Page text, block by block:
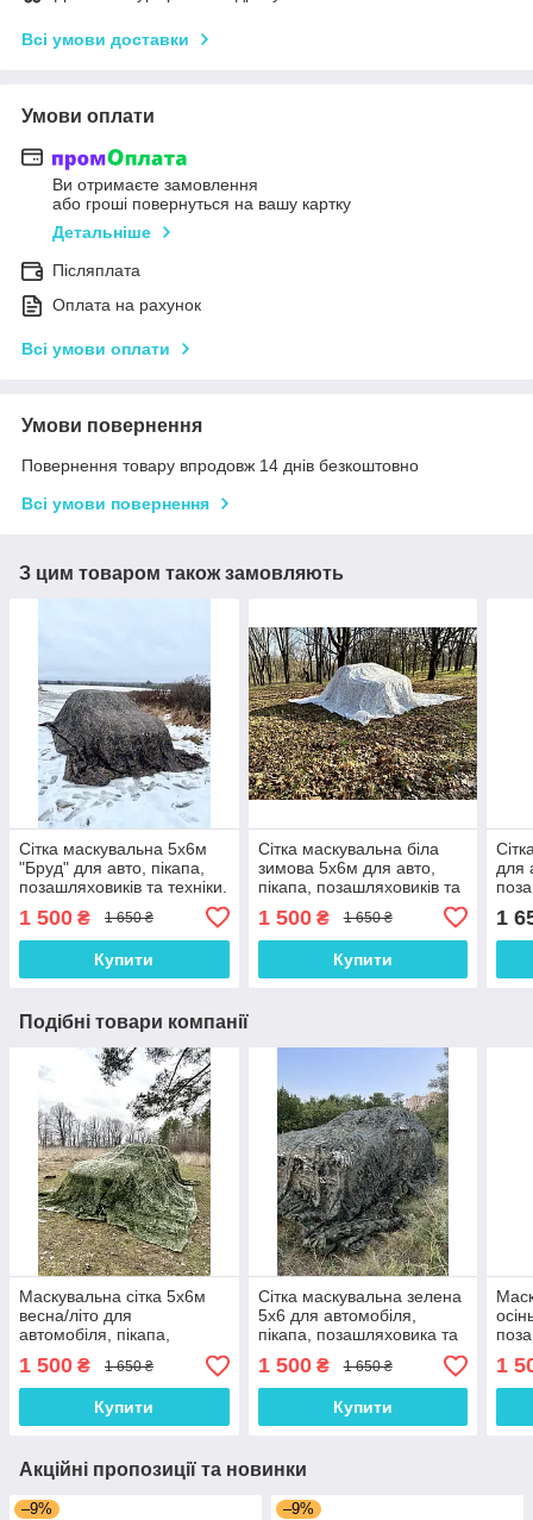
Всі умови доставки
Умови оплати
Ви отримаєте замовлення
або гроші повернуться на вашу картку
Детальніше
Післяплата
Оплата на рахунок
Всі умови оплати
Умови повернення
Повернення товару впродовж 14 днів безкоштовно
Всі умови повернення
З цим товаром також замовляють
Сітка маскувальна 5х6м
"Бруд" для авто, пікапа,
позашляховиків та техніки.
Маскування для окопів та
бліндажів.
1 500 ₴ 1 650 ₴
Купити
Сітка маскувальна біла
зимова 5х6м для авто,
пікапа, позашляховиків та
техніки. Маскування для
окопів та бліндажів. Зима
№1
1 500₴ 1 650 ₴
Купити
для
1
Подібні товари компанії
Маскувальна сітка 5х6м
весна/літо для
автомобіля, пікапа,
позашляховика та техніки.
"Листя зелене №2"
1 500 ₴ 1 650 ₴
Купити
Сітка маскувальна зелена
5х6 для автомобіля,
пікапа, позашляховика та
техніки. Колір "Камуфляж
№4"
1 500₴ 1 650 ₴
Купити
1
Акційні пропозиції та новинки
–9% –9%